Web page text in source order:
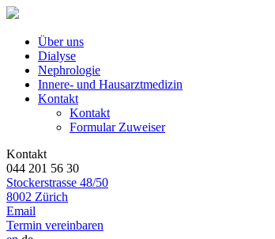
Über uns
Dialyse
Nephrologie
Innere- und Hausarztmedizin
Kontakt
Kontakt
Formular Zuweiser
Kontakt
044 201 56 30
Stockerstrasse 48/50
8002 Zürich
Email
Termin vereinbaren